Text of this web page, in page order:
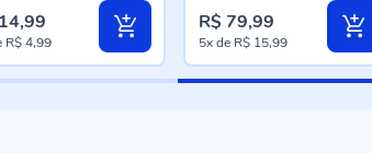
R$ 4,99
R$ 79,99
5xde R$ 15,99